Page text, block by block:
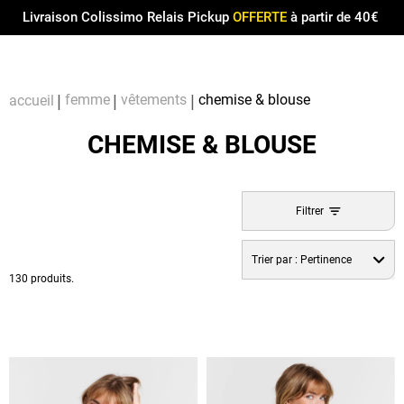
Livraison Colissimo Relais Pickup OFFERTEà partir de 40€
accueil femme vêtements chemise & blouse
CHEMISE & BLOUSE
130 produits.
Filtrer
Trier par : Pertinence